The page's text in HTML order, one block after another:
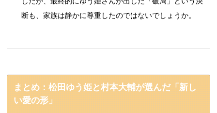
断も、家族は静かに尊重したのではないでしょうか。
まとめ：松田ゆう姫と村本大輔が選んだ「新し
い愛の形」